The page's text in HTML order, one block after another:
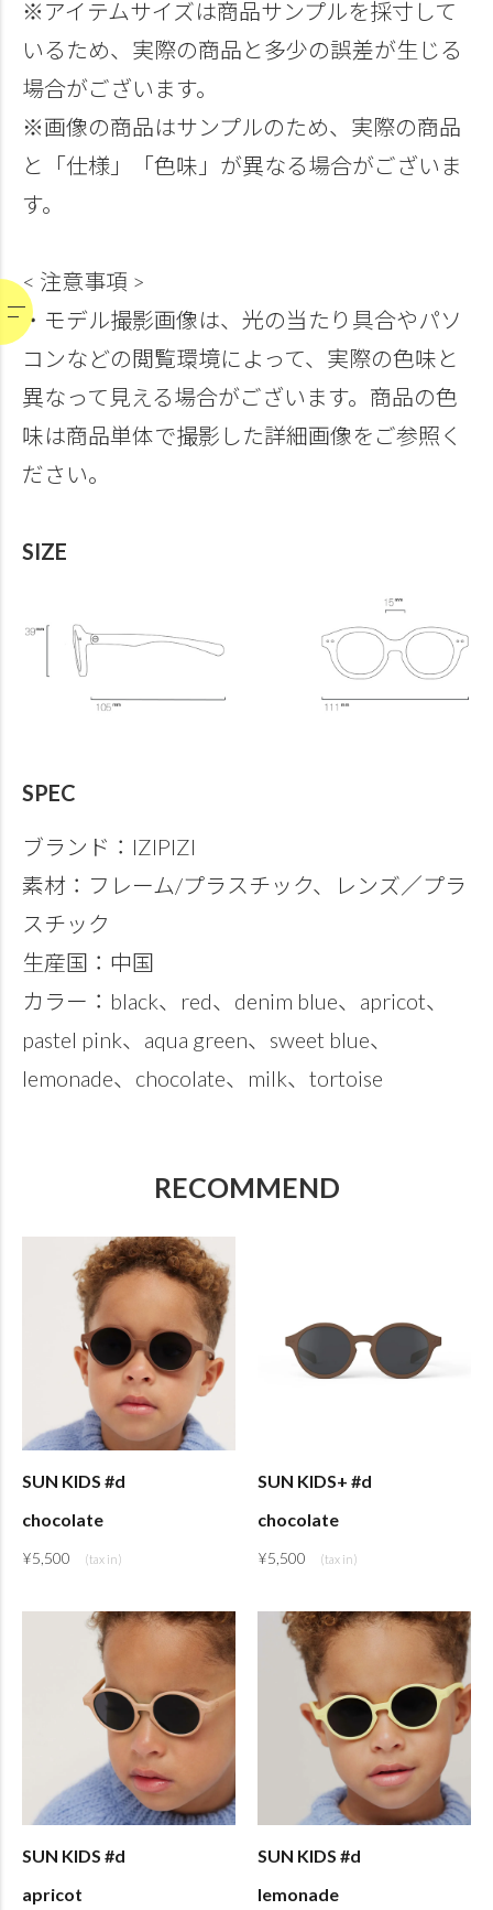
※アイテムサイズは商品サンプルを採寸して
いるため、実際の商品と多少の誤差が生じる
場合がございます。
※画像の商品はサンプルのため、実際の商品
と「仕様」「色味」が異なる場合がございま
す。
< 注意事項 >
・モデル撮影画像は、光の当たり具合やパソ
コンなどの閲覧環境によって、実際の色味と
異なって見える場合がございます。商品の色
味は商品単体で撮影した詳細画像をご参照く
ださい。
SIZE
SPEC
ブランド：IZIPIZI
素材：フレーム/プラスチック、レンズ／プラ
スチック
生産国：中国
カラー：black、red、denim blue、apricot、
pastel pink、aqua green、sweet blue、
lemonade、chocolate、milk、tortoise
RECOMMEND
SUN KIDS #d
chocolate
¥5,500
SUN KIDS+ #d
chocolate
¥5,500
SUN KIDS #d
apricot
SUN KIDS #d
lemonade